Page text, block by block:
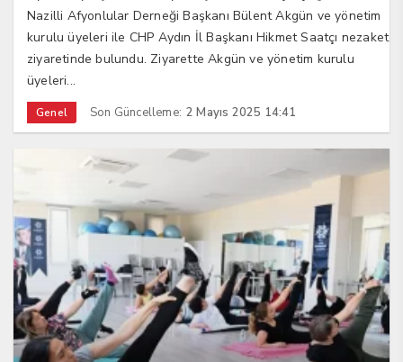
Nazilli Afyonlular Derneği Başkanı Bülent Akgün ve yönetim
kurulu üyeleri ile CHP Aydın İl Başkanı Hikmet Saatçı nezaket
ziyaretinde bulundu. Ziyarette Akgün ve yönetim kurulu
üyeleri...
Genel Son Güncelleme: 2 Mayıs 2025 14:41